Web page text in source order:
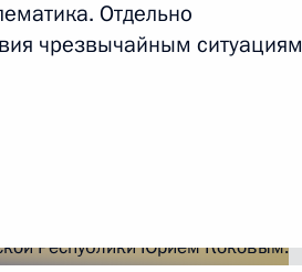
Отдельно
чрезвычайным ситуациям